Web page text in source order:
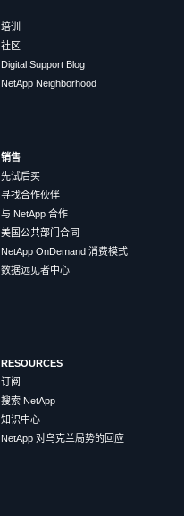
培训
社区
Digital Support Blog
NetApp Neighborhood
销售
先试后买
寻找合作伙伴
与 NetApp 合作
美国公共部门合同
NetApp OnDemand 消费模式
数据远见者中心
RESOURCES
订阅
搜索 NetApp
知识中心
NetApp 对乌克兰局势的回应